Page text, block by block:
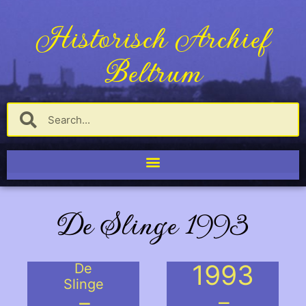
Historisch Archief
Beltrum
De Slinge 1993
De
Slinge
1993